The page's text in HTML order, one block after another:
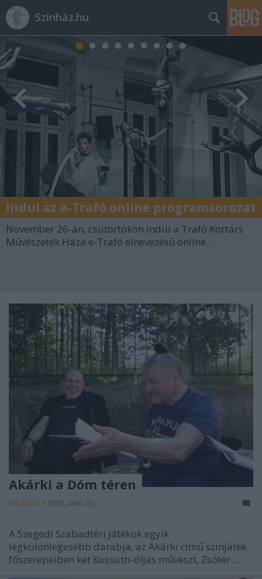
Színház.hu
Indul az e-Trafó online programsorozat
November 26-án, csütörtökön indul a Trafó Kortárs
Művészetek Háza e-Trafó elnevezésű online...
Akárki a Dóm téren
mtothorsi • 2020. július 23.
A Szegedi Szabadtéri Játékok egyik
legkülönlegesebb darabja, az Akárki című színjáték
főszerepeiben két Kossuth-díjas művészt, Zsótér ...